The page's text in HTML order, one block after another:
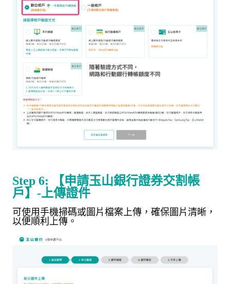
Step 6:
【申請玉山銀行證券交割帳
戶】 -上傳證件
可使用手機掃碼或圖片檔案上傳，確保圖片清晰，
以便順利上傳。